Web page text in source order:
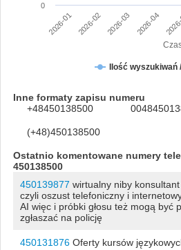
Ilość wyszukiwań
2026-01 2026-02 2026-03 2026-04
0
Inne formaty zapisu numeru
+48450138500
(+48)450138500
Ostatnio komentowane numery
450138500
450139877 wirtualny niby
czyli oszust telefoniczny i
AI więc i próbki głosu też mogą być
zgłaszać na policję
450131876Oferty kursów